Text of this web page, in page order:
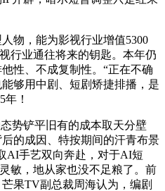
，能为影视行业增值5300
行业通往将来的钥匙。本年仍
性、不成复制性。“正在不确
够用中剧、短剧矫捷排播，是
！
铲平旧有的成本取天分壁
的成因、特按期间的汗青布景
AI手艺双向奔赴，对于AI短
敏，地从家也没不足粮了。前
果TV副总裁周海认为，编剧